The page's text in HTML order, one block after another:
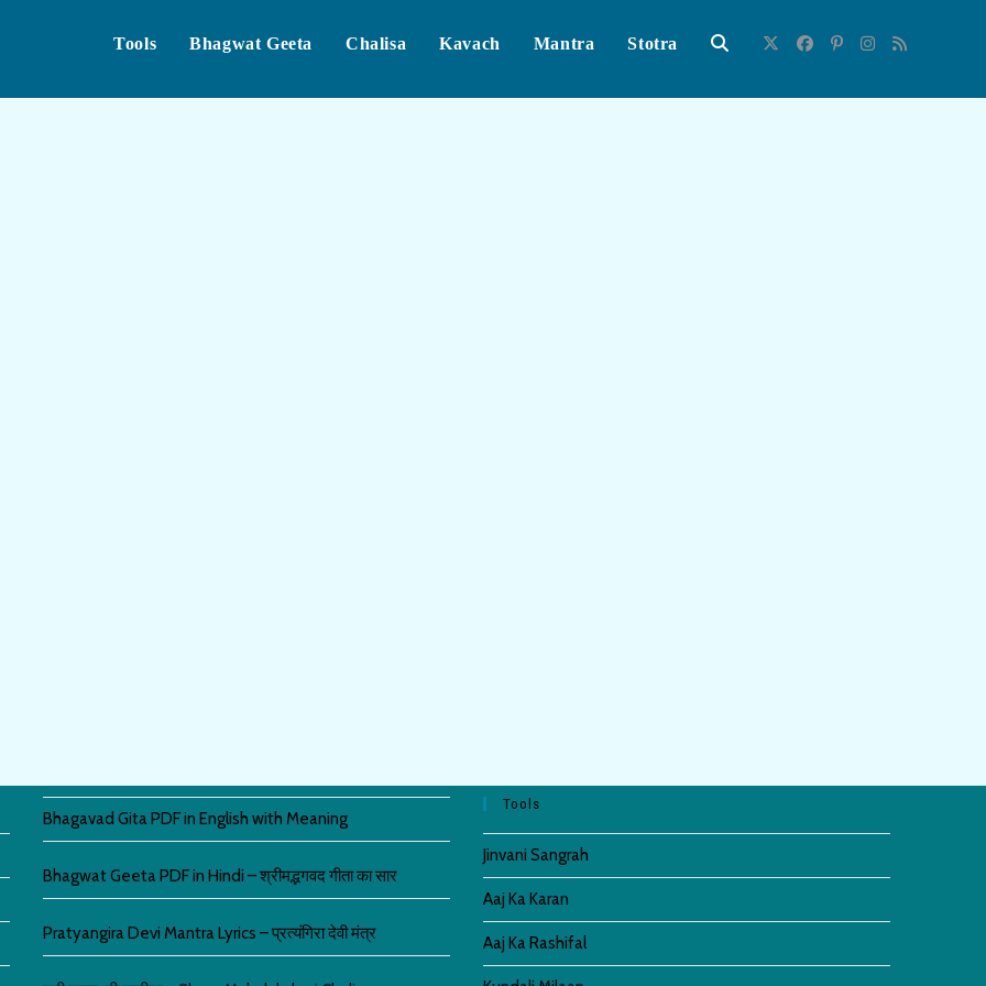
Tools Bhagwat Geeta Chalisa Kavach Mantra Stotra Toggle
Bhagavad Gita PDF in English with Meaning
Bhagwat Geeta PDF in Hindi – श्रीमद्भगवद गीता का सार
Pratyangira Devi Mantra Lyrics – प्रत्यंगिरा देवी मंत्र
Tools
Jinvani Sangrah
Aaj Ka Karan
Aaj Ka Rashifal